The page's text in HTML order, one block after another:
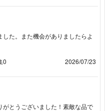
した。また機会がありましたらよ
0
2026/07/23
がとうございました！素敵な品で